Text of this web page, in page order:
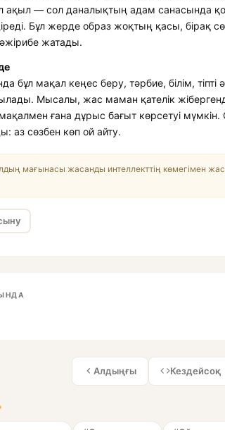
ақыл — сол даналықтың адам санасында
Бұл жерде образ жоқтың қасы, бірақ
жатады.
бұл мақал кеңес беру, тәрбие, білім,
Мысалы, жас маман қателік
ғана дұрыс бағыт көрсетуі
аз сөзбен көп ой айту.
мағынасы жасанды интеллекттің көмегімен
Алдыңғы Кездейсоқ